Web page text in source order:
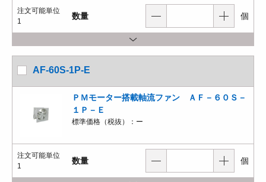
注文可能単位
1
数量 個
AF-60S-1P-E
ＰＭモーター搭載軸流ファン ＡＦ－６０Ｓ－
１Ｐ－Ｅ
標準価格（税抜）： ー
注文可能単位
1
数量 個